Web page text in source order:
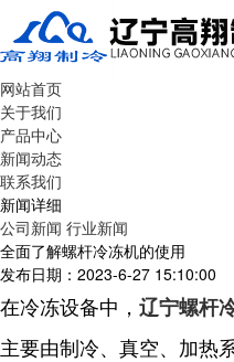
网站首页
关于我们
产品中心
新闻动态
联系我们
新闻详细
公司新闻 行业新闻
全面了解螺杆冷冻机的使用
发布日期：2023-6-27 15:10:00
在冷冻设备中， 辽宁螺杆
主要由制冷、真空、加热